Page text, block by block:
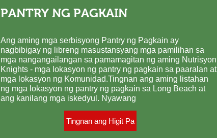
PANTRY NG PAGKAIN
Ang aming mga serbisyong Pantry ng Pagkain ay
nagbibigay ng libreng masustansyang mga pamilihan sa
mga nangangailangan sa pamamagitan ng aming Nutrisyon
Knights - mga lokasyon ng pantry ng pagkain sa paaralan at
mga lokasyon ng Komunidad.Tingnan ang aming listahan
ng mga lokasyon ng pantry ng pagkain sa Long Beach at
ang kanilang mga iskedyul. Nyawang
Tingnan ang Higit Pa